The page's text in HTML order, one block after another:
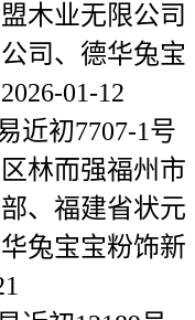
木业无限公司
司、德华兔宝
01-12
近初7707-1号
林而强福州市
、福建省状元
兔宝宝粉饰新